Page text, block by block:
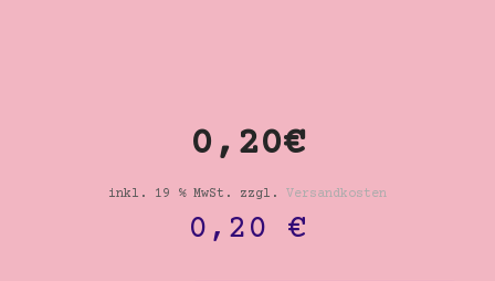
0,20€
inkl. 19 % MwSt. zzgl. Versandkosten
0,20 €